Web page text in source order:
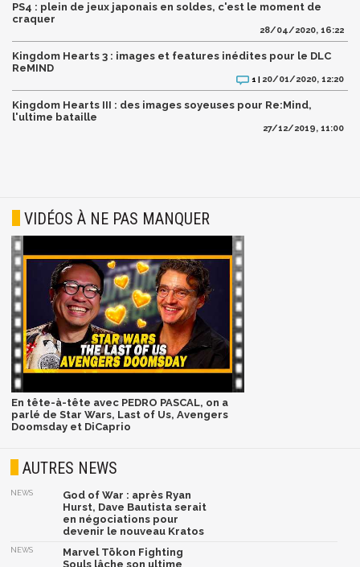
PS4 : plein de jeux japonais en soldes, c'est le moment de
craquer
28/04/2020, 16:22
Kingdom Hearts 3 : images et features inédites pour le DLC
ReMIND
1 | 20/01/2020, 12:20
Kingdom Hearts III : des images soyeuses pour Re:Mind,
l'ultime bataille
27/12/2019, 11:00
VIDÉOS À NE PAS MANQUER
En tête-à-tête avec PEDRO PASCAL, on a
parlé de Star Wars, Last of Us, Avengers
Doomsday et DiCaprio
AUTRES NEWS
NEWS
God of War : après Ryan
Hurst, Dave Bautista serait
en négociations pour
devenir le nouveau Kratos
NEWS
Marvel Tōkon Fighting
Souls lâche son ultime